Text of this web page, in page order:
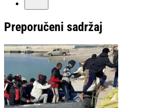
Preporučeni sadržaj